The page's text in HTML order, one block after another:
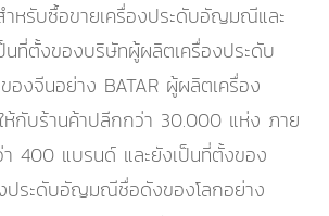
ำหรับซื้อขายเครื่องประดับอัญมณีและ
ที่ตั้งของบริษัทผู้ผลิตเครื่องประดับ
งจีนอย่าง BATAR ผู้ผลิตเครื่อง
ห้กับร้านค้าปลีกกว่า 30.000 แห่ง ภาย
400 แบรนด์ และยังเป็นที่ตั้งของ
ประดับอัญมณีชื่อดังของโลกอย่าง